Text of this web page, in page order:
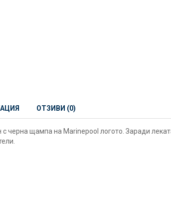
ОТЗИВИ (0)
с черна щампа на Marinepool логото. Заради